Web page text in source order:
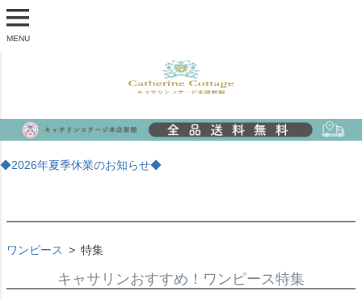
MENU
◆2026年夏季休業のお知らせ◆
ワンピース 特集
キャサリンおすすめ！ワンピース特集